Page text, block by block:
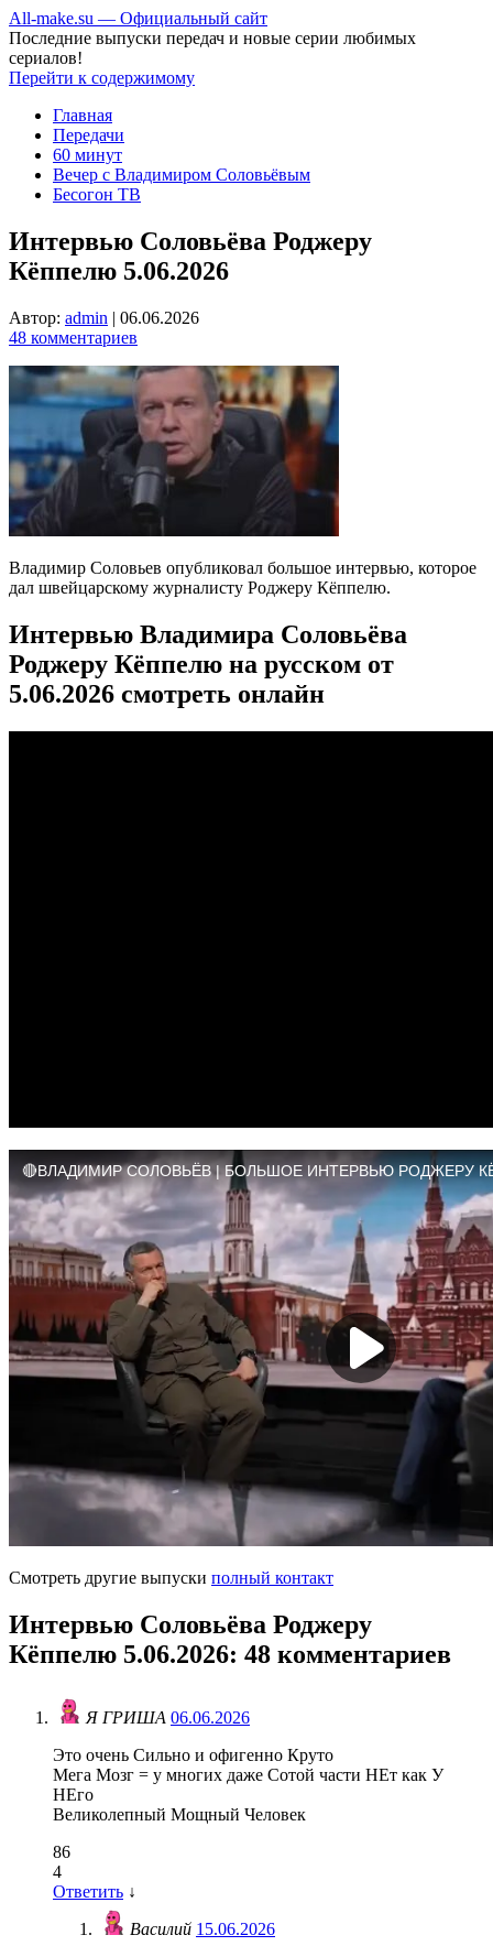
All-make.su — Официальный сайт
Последние выпуски передач и новые серии любимых
сериалов!
Перейти к содержимому
Главная
Передачи
60 минут
Вечер с Владимиром Соловьёвым
Бесогон ТВ
Интервью Соловьёва Роджеру
Кёппелю 5.06.2026
Автор: admin | 06.06.2026
48 комментариев
Владимир Соловьев опубликовал большое интервью, которое
дал швейцарскому журналисту Роджеру Кёппелю.
Интервью Владимира Соловьёва
Роджеру Кёппелю на русском от
5.06.2026 смотреть онлайн
Смотреть другие выпуски полный контакт
Интервью Соловьёва Роджеру
Кёппелю 5.06.2026: 48 комментариев
Я ГРИША 06.06.2026
Это очень Сильно и офигенно Круто
Мега Мозг = у многих даже Сотой части НЕт как У
НЕго
Великолепный Мощный Человек
86
4
Ответить ↓
Василий 15.06.2026